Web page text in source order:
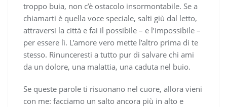
troppo buia, non c’è ostacolo insormontabile. Se a
chiamarti è quella voce speciale, salti giù dal letto,
attraversi la città e fai il possibile – e l’impossibile –
per essere lì. L’amore vero mette l’altro prima di te
stesso. Rinunceresti a tutto pur di salvare chi ami
da un dolore, una malattia, una caduta nel buio.
Se queste parole ti risuonano nel cuore, allora vieni
con me: facciamo un salto ancora più in alto e